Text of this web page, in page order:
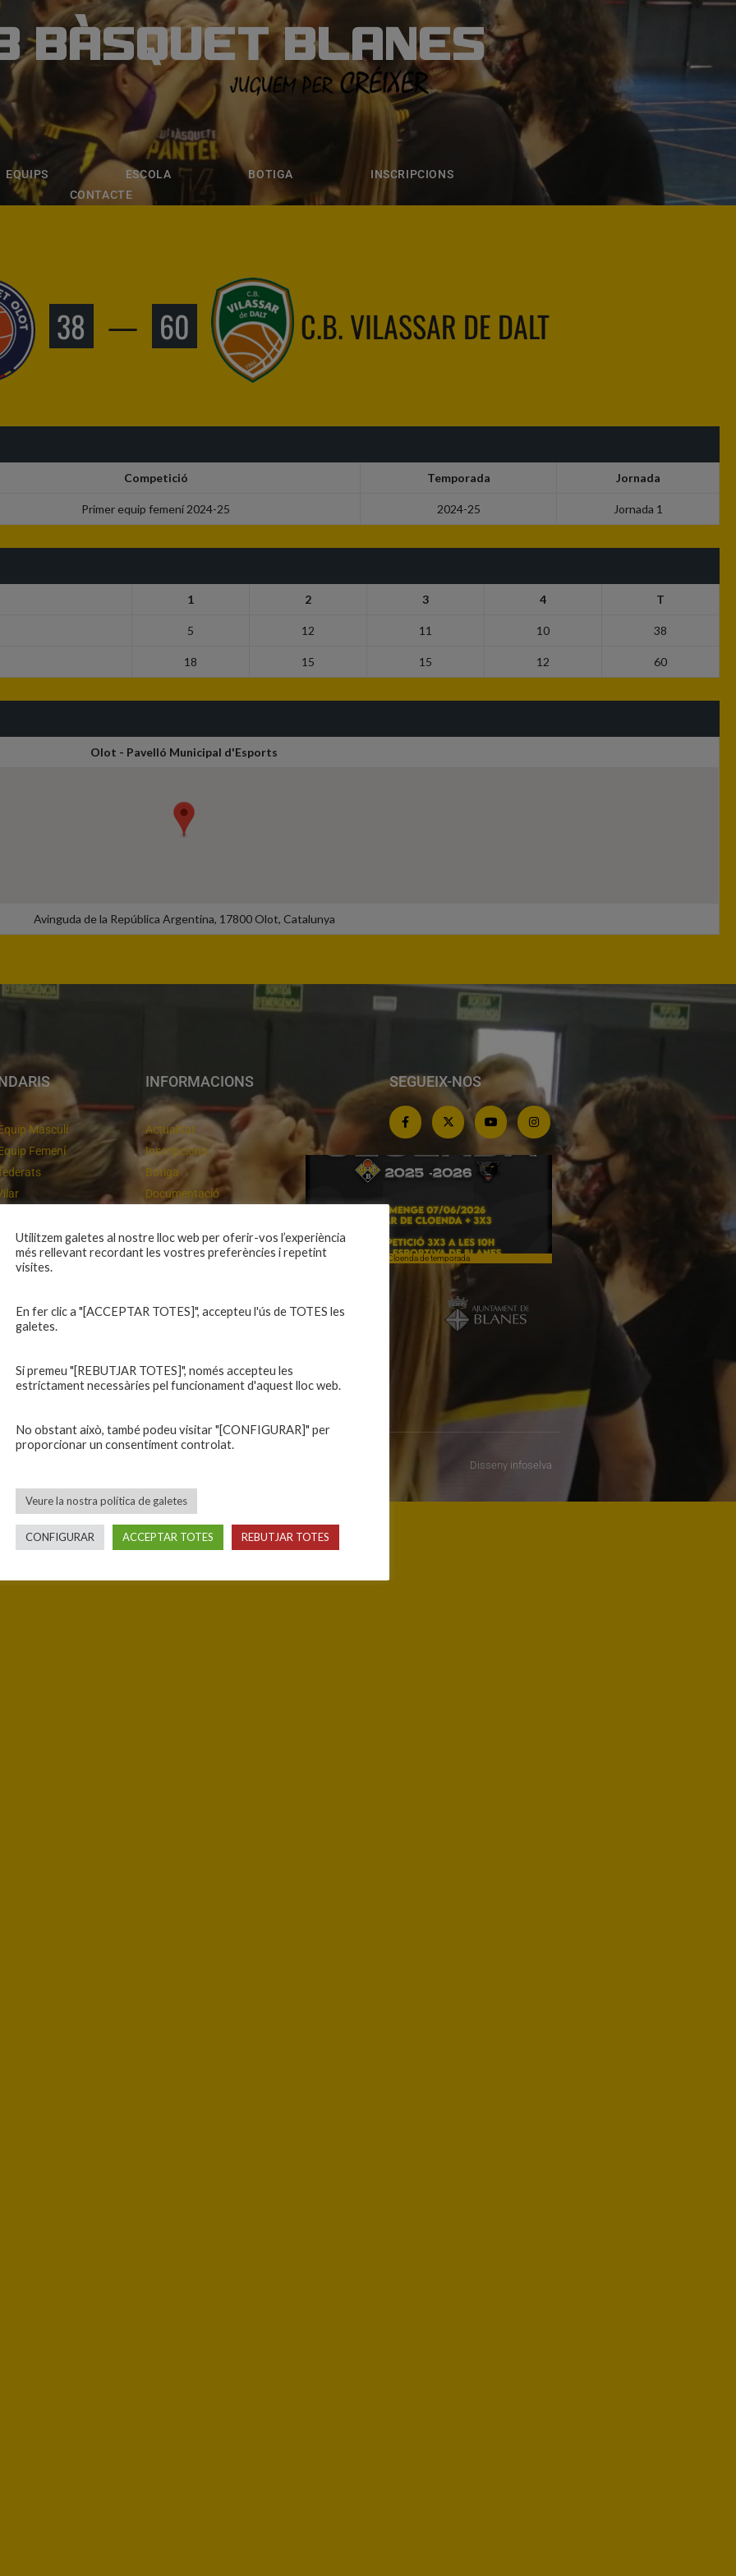
BÀSQUET BLANES
EQUIPS ESCOLA BOTIGA
INSCRIPCIONS
CONTACTE
BLANES
ESCOLA BOTIGA INSCRIPCIONS
38 — 60 C.B. VILASSAR DE DALT
Competició Temporada Jornada
Primer equip femení 2024-25 2024-25 Jornada 1
1 2 3 4 T
5 12 11 10 38
18 15 15 12 60
Olot - Pavelló Municipal d'Esports
Avinguda de la República Argentina, 17800 Olot, Catalunya
Masculí
Femení
inferiors
casa
INFORMACIONS
Actualitat
Inscripcions
Botiga
Documentació
Intranet
Contacte
SEGUEIX-NOS
Un final rodó Cloenda de temporada
Disseny infoselva
Utilitzem galetes al nostre lloc web per oferir-vos l’experiència
més rellevant recordant les vostres preferències i repetint
visites.
En fer clic a "[ACCEPTAR TOTES]", accepteu l'ús de TOTES les
galetes.
Si premeu "[REBUTJAR TOTES]", només accepteu les
estrictament necessàries pel funcionament d'aquest lloc web.
No obstant això, també podeu visitar "[CONFIGURAR]" per
proporcionar un consentiment controlat.
Veure la nostra política de galetes
CONFIGURAR ACCEPTAR TOTES REBUTJAR TOTES